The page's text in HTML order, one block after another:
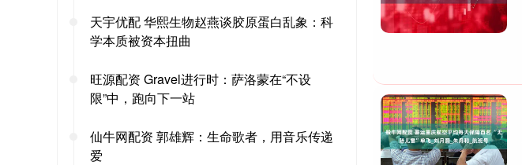
天宇优配 华熙生物赵燕谈胶原蛋白乱象：科
学本质被资本扭曲
旺源配资 Gravel进行时：萨洛蒙在“不设
限”中，跑向下一站
仙牛网配资 郭雄辉：生命歌者，用音乐传递
爱